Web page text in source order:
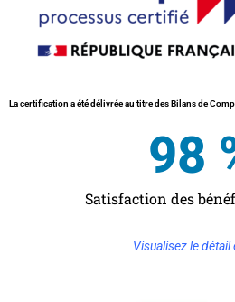
La certification a été délivrée au titre des Bilans de
Satisfaction des
98
Visualisez le détail